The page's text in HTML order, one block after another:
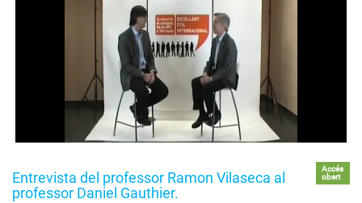
Entrevista del professor Ramon Vilaseca al
professor Daniel Gauthier.
Accés
obert